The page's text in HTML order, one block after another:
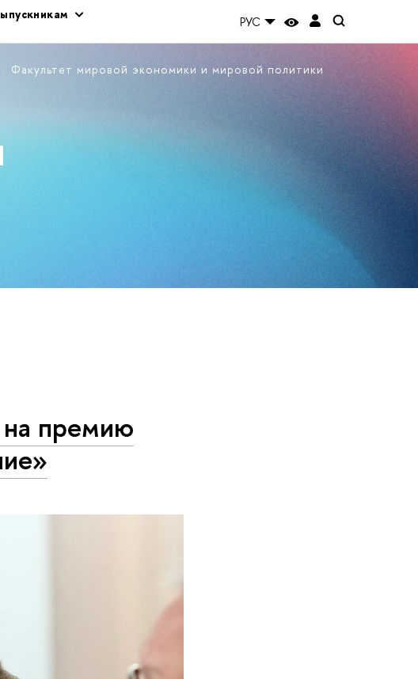
РУС
Факультет мировой экономики и мировой политики
премию